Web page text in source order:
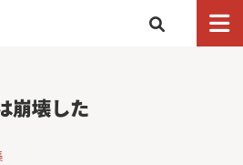
崩壊した